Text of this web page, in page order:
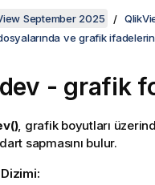
September 2025
ve grafik
- grafik
, grafik boyutları
sapmasını bulur.